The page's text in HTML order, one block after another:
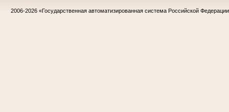
2006-2026 «Государственная автоматизированная система Российской